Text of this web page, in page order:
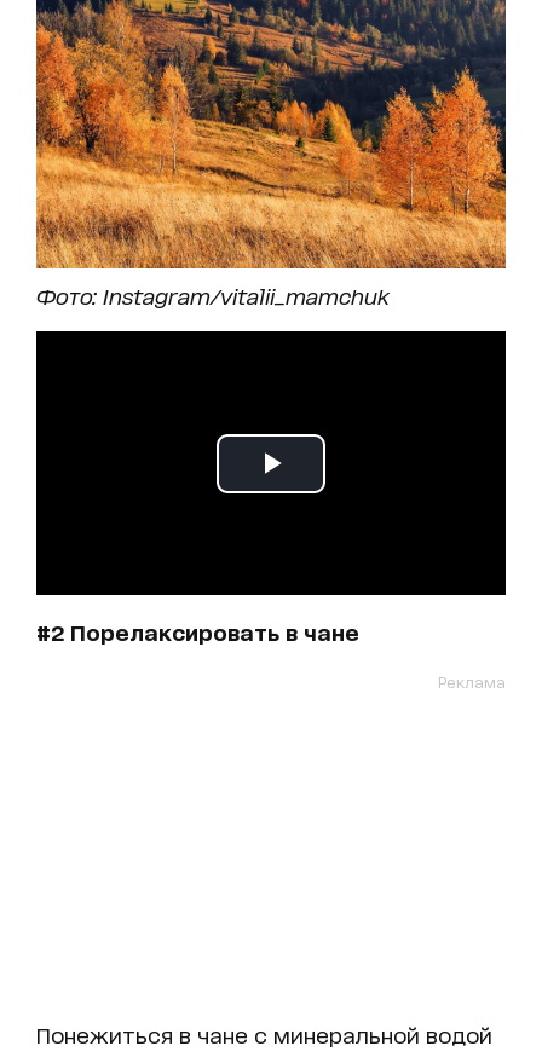
Фото: Instagram/vitalii_mamchuk
#2 Порелаксировать в чане
Реклама
Понежиться в чане с минеральной водой